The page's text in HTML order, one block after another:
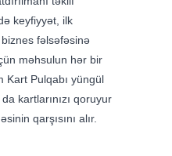
keyfiyyət, ilk
fəlsəfəsinə
məhsulun hər bir
Kart Pulqabı yüngül
kartlarınızı qoruyur
qarşısını alır.